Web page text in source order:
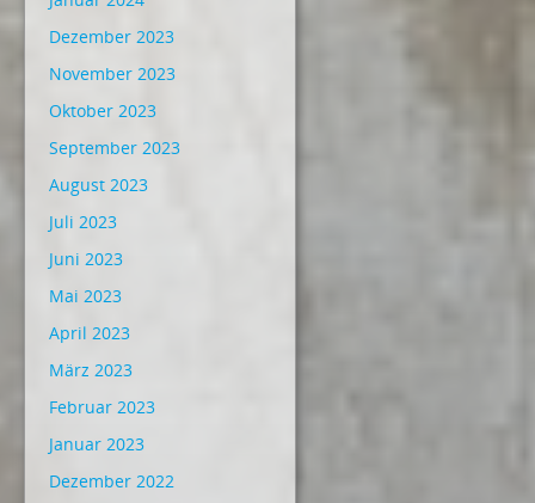
Dezember 2023
November 2023
Oktober 2023
September 2023
August 2023
Juli 2023
Juni 2023
Mai 2023
April 2023
März 2023
Februar 2023
Januar 2023
Dezember 2022